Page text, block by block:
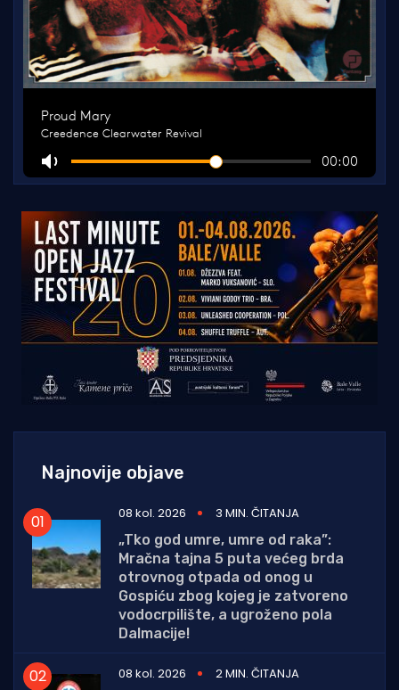
Najnovije objave
08 kol. 2026
3 MIN. ČITANJA
„Tko god umre, umre od raka”:
Mračna tajna 5 puta većeg brda
otrovnog otpada od onog u
Gospiću zbog kojeg je zatvoreno
vodocrpilište, a ugroženo pola
Dalmacije!
08 kol. 2026
2 MIN. ČITANJA